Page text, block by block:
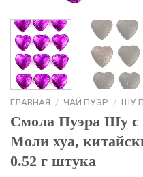
ГЛАВНАЯ / ЧАЙ ПУЭР / ШУ
Смола Пуэра Шу
Моли хуа,
0.52 г штука